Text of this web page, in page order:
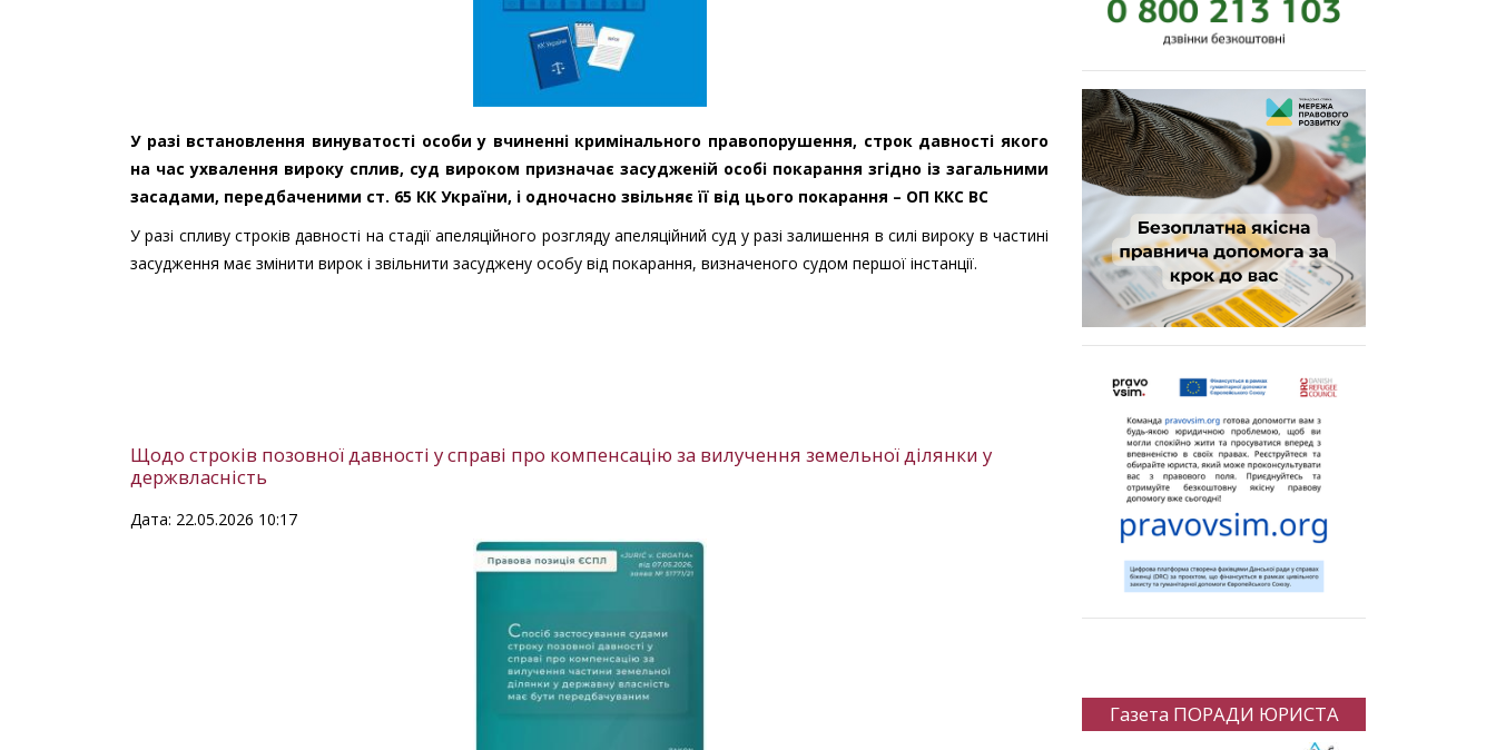
У разі встановлення винуватості особи у вчиненні кримінального правопорушення, строк давності якого
на час ухвалення вироку сплив, суд вироком призначає засудженій особі покарання згідно із загальними
засадами, передбаченими ст. 65 КК України, і одночасно звільняє її від цього покарання – ОП ККС ВС
У разі спливу строків давності на стадії апеляційного розгляду апеляційний суд у разі залишення в силі вироку в частині
засудження має змінити вирок і звільнити засуджену особу від покарання, визначеного судом першої інстанції.
Щодо строків позовної давності у справі про компенсацію за вилучення земельної ділянки у
держвласність
Дата: 22.05.2026 10:17
Газета ПОРАДИ ЮРИСТА